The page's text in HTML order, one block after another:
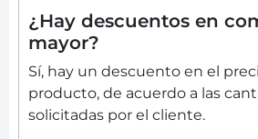
¿Hay descuentos en
mayor?
Sí, hay un descuento en el
producto, de acuerdo a las
solicitadas por el cliente.